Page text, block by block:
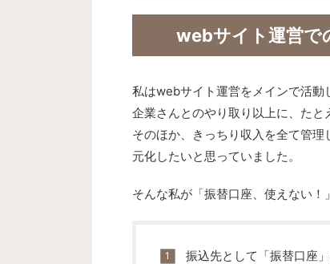
webサイト運営で
私はwebサイト運営をメインで活動
企業さんとのやり取り以上に、たと
そのほか、きっちり収入を全て管
元化したいと思っていました。
そんな私が「振替口座、使えない！
振込先として「振替口座